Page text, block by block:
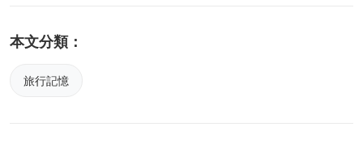
本文分類：
旅行記憶